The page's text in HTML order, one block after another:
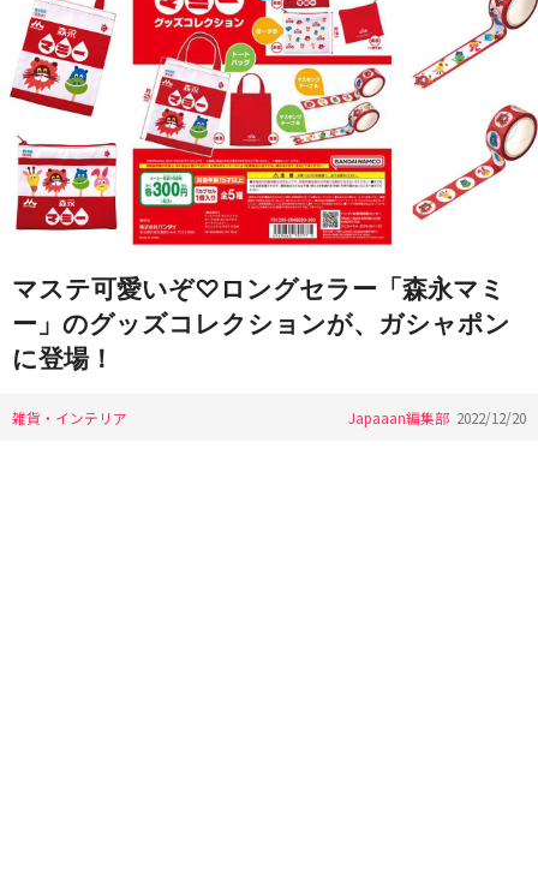
マステ可愛いぞ♡ロングセラー「森永マミ
ー」のグッズコレクションが、ガシャポン
に登場！
雑貨・インテリア Japaaan編集部 2022/12/20